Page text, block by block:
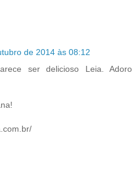
de 2014 às 08:12
ser delicioso Leia. Adoro